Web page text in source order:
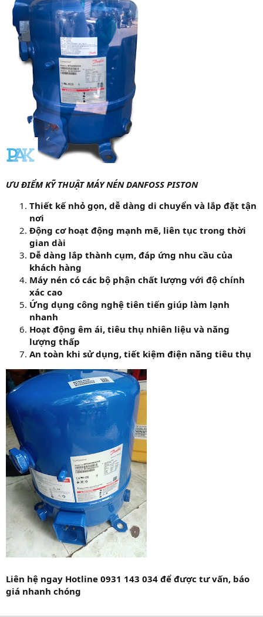
ƯU ĐIỂM KỸ THUẬT MÁY NÉN DANFOSS PISTON
Thiết kế nhỏ gọn, dễ dàng di chuyển và lắp đặt tận
nơi
Động cơ hoạt động mạnh mẽ, liên tục trong thời
gian dài
Dễ dàng lắp thành cụm, đáp ứng nhu cầu của
khách hàng
Máy nén có các bộ phận chất lượng với độ chính
xác cao
Ứng dụng công nghệ tiên tiến giúp làm lạnh
nhanh
Hoạt động êm ái, tiêu thụ nhiên liệu và năng
lượng thấp
An toàn khi sử dụng, tiết kiệm điện năng tiêu thụ
Liên hệ ngay Hotline 0931 143 034 để được tư vấn, báo
giá nhanh chóng